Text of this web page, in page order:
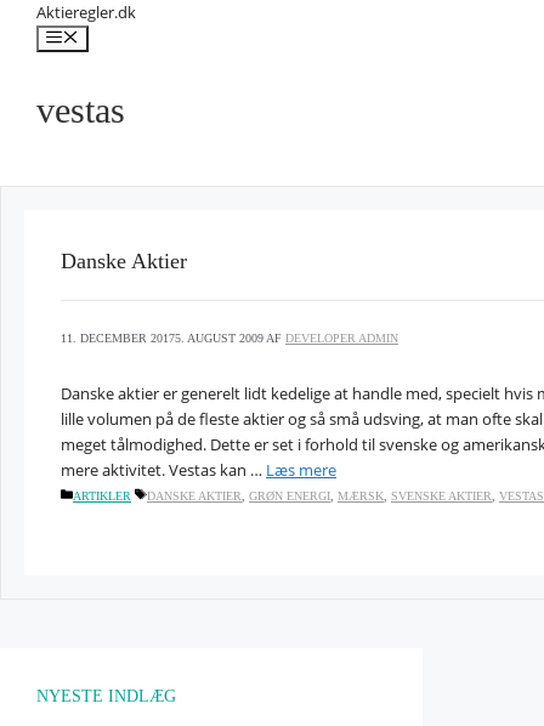
Aktieregler.dk
Menu
vestas
Danske Aktier
11. DECEMBER 20175. AUGUST 2009AF DEVELOPER ADMIN
Danske aktier er generelt lidt kedelige at handle med, specielt hvis
lille volumen på de fleste aktier og så små udsving, at man ofte
meget tålmodighed. Dette er set i forhold til svenske og
mere aktivitet. Vestas kan … Læs mere
KATEGORIER
ARTIKLER TAGS
DANSKE AKTIER, GRØN ENERGI, MÆRSK, SVENSKE AKTIER, VESTAS
NYESTE INDLÆG